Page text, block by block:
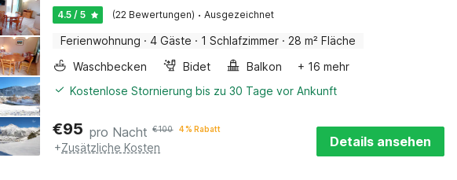
4.5 / 5 (22 Bewertungen) · Ausgezeichnet
Ferienwohnung · 4 Gäste · 1 Schlafzimmer · 28 m² Fläche
Waschbecken
Bidet Balkon
+ 16 mehr
Kostenlose Stornierung bis zu 30 Tage vor Ankunft
€95 pro Nacht €100 4 % Rabatt
+Zusätzliche Kosten Details ansehen